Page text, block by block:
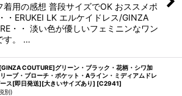
着用の感想 普段サイズでOK おススメポ
・ERUKEI LK エルケイドレス/GINZA
・・ 淡い色が優しいフェミニンなワン
す。 …
COUTURE]グリーン・ブラック・花柄・シワ加
ーブ・ブローチ・ポケット・Aライン・ミディアムドレ
ス[即日発送][大きいサイズあり] [C2941]
別)